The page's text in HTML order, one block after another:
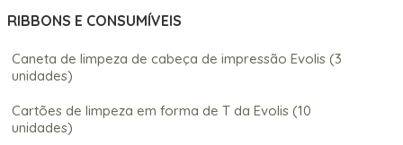
RIBBONS E CONSUMÍVEIS
Caneta de limpeza de cabeça de impressão Evolis (3
unidades)
Cartões de limpeza em forma de T da Evolis (10
unidades)